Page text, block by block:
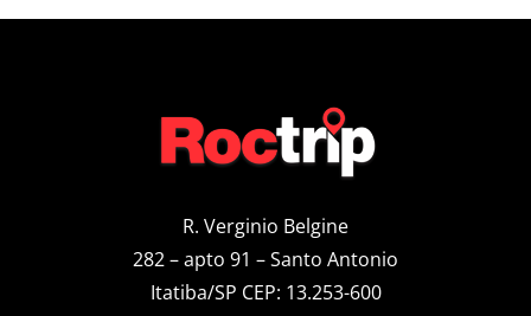
R. Verginio Belgine
282 – apto 91 – Santo Antonio
Itatiba/SP CEP: 13.253-600